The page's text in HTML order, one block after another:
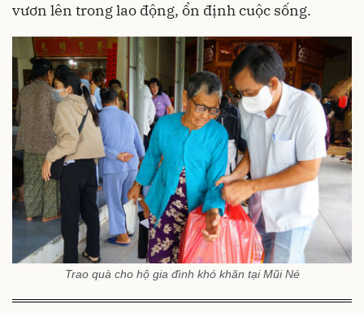
vươn lên trong lao động, ổn định cuộc sống.
Trao quà cho hộ gia đình khó khăn tại Mũi Né